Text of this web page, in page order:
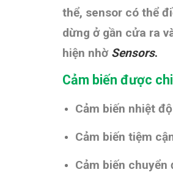
thể, sensor có thể
dừng ở gần cửa ra
hiện nhờ Sensors.
Cảm biến được
Cảm biến nhiệt độ
Cảm biến tiệm
Cảm biến chuyển